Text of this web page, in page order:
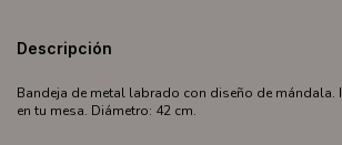
Descripción
Bandeja de metal labrado con diseño de mándala.
en tu mesa. Diámetro: 42 cm.